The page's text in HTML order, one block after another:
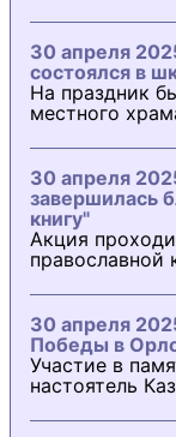
30 апреля
состоялся в
На праздник
местного
30 апреля
завершилась
книгу"
Акция
православной
30 апреля
Победы в
Участие в
настоятель